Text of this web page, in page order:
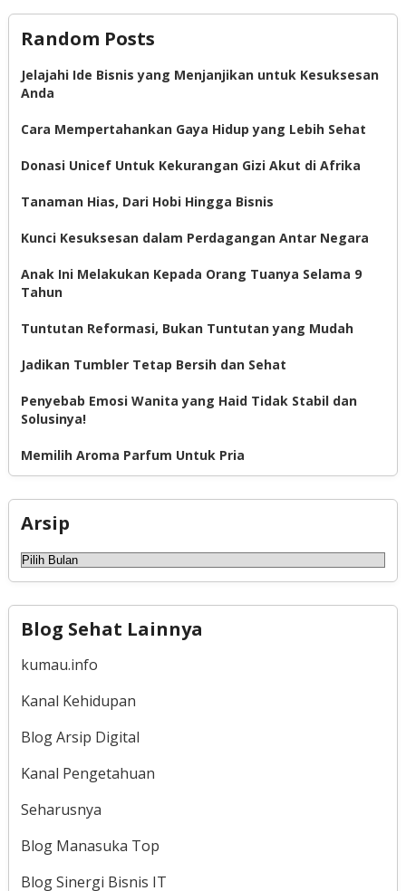
Random Posts
Jelajahi Ide Bisnis yang Menjanjikan untuk Kesuksesan
Anda
Cara Mempertahankan Gaya Hidup yang Lebih Sehat
Donasi Unicef Untuk Kekurangan Gizi Akut di Afrika
Tanaman Hias, Dari Hobi Hingga Bisnis
Kunci Kesuksesan dalam Perdagangan Antar Negara
Anak Ini Melakukan Kepada Orang Tuanya Selama 9
Tahun
Tuntutan Reformasi, Bukan Tuntutan yang Mudah
Jadikan Tumbler Tetap Bersih dan Sehat
Penyebab Emosi Wanita yang Haid Tidak Stabil dan
Solusinya!
Memilih Aroma Parfum Untuk Pria
Arsip
Arsip
Blog Sehat Lainnya
kumau.info
Kanal Kehidupan
Blog Arsip Digital
Kanal Pengetahuan
Seharusnya
Blog Manasuka Top
Blog Sinergi Bisnis IT